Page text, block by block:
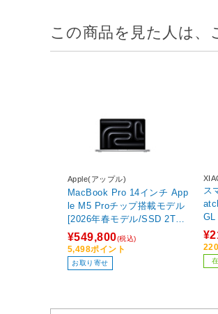
この商品を見た人は、
Apple(アップル)
MacBook Pro 14インチ App
le M5 Proチップ搭載モデル
[2026年春モデル/SSD 2TB/
メモリ24GB/18コアCPUと2
0コアGPU] シルバー MGDP
4J/A
¥549,800(税込)
5,498ポイント
お取り寄せ
ス
atch S4
GL